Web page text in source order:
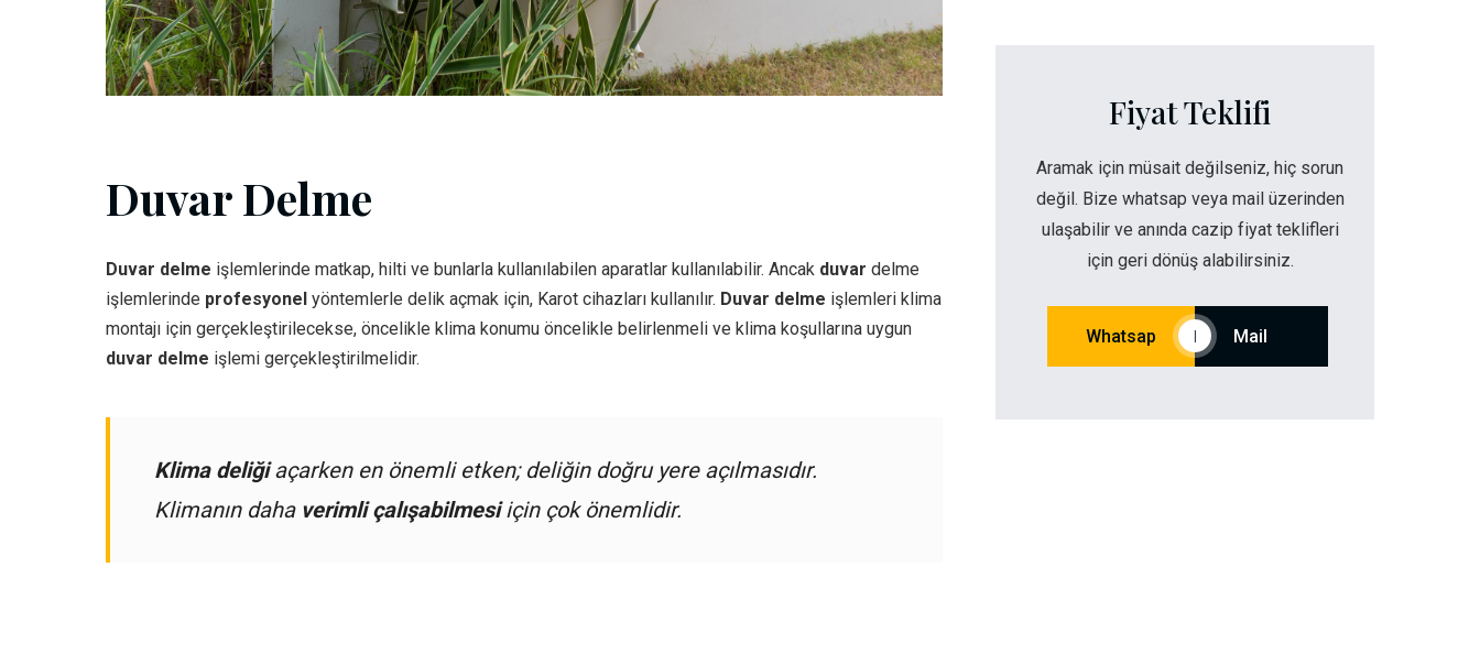
Duvar Delme
Duvar delme işlemlerinde matkap, hilti ve bunlarla kullanılabilen aparatlar kullanılabilir. Ancak duvar delme
işlemlerinde profesyonel yöntemlerle delik açmak için, Karot cihazları kullanılır. Duvar delme işlemleri klima
montajı için gerçekleştirilecekse, öncelikle klima konumu öncelikle belirlenmeli ve klima koşullarına uygun
duvar delme işlemi gerçekleştirilmelidir.
Klima deliğiaçarken en önemli etken; deliğin doğru yere açılmasıdır.
Klimanın daha verimli çalışabilmesiiçin çok önemlidir.
Fiyat Teklifi
Aramak için müsait değilseniz, hiç sorun
değil. Bize whatsap veya mail üzerinden
ulaşabilir ve anında cazip fiyat teklifleri
için geri dönüş alabilirsiniz.
Whatsap Mail